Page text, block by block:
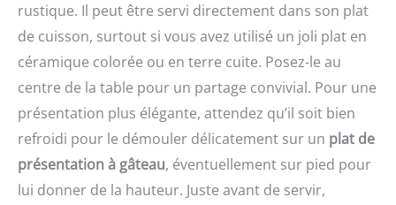
rustique. Il peut être servi directement dans son plat
de cuisson, surtout si vous avez utilisé un joli plat en
céramique colorée ou en terre cuite. Posez-le au
centre de la table pour un partage convivial. Pour une
présentation plus élégante, attendez qu’il soit bien
refroidi pour le démouler délicatement sur un plat de
présentation à gâteau, éventuellement sur pied pour
lui donner de la hauteur. Juste avant de servir,